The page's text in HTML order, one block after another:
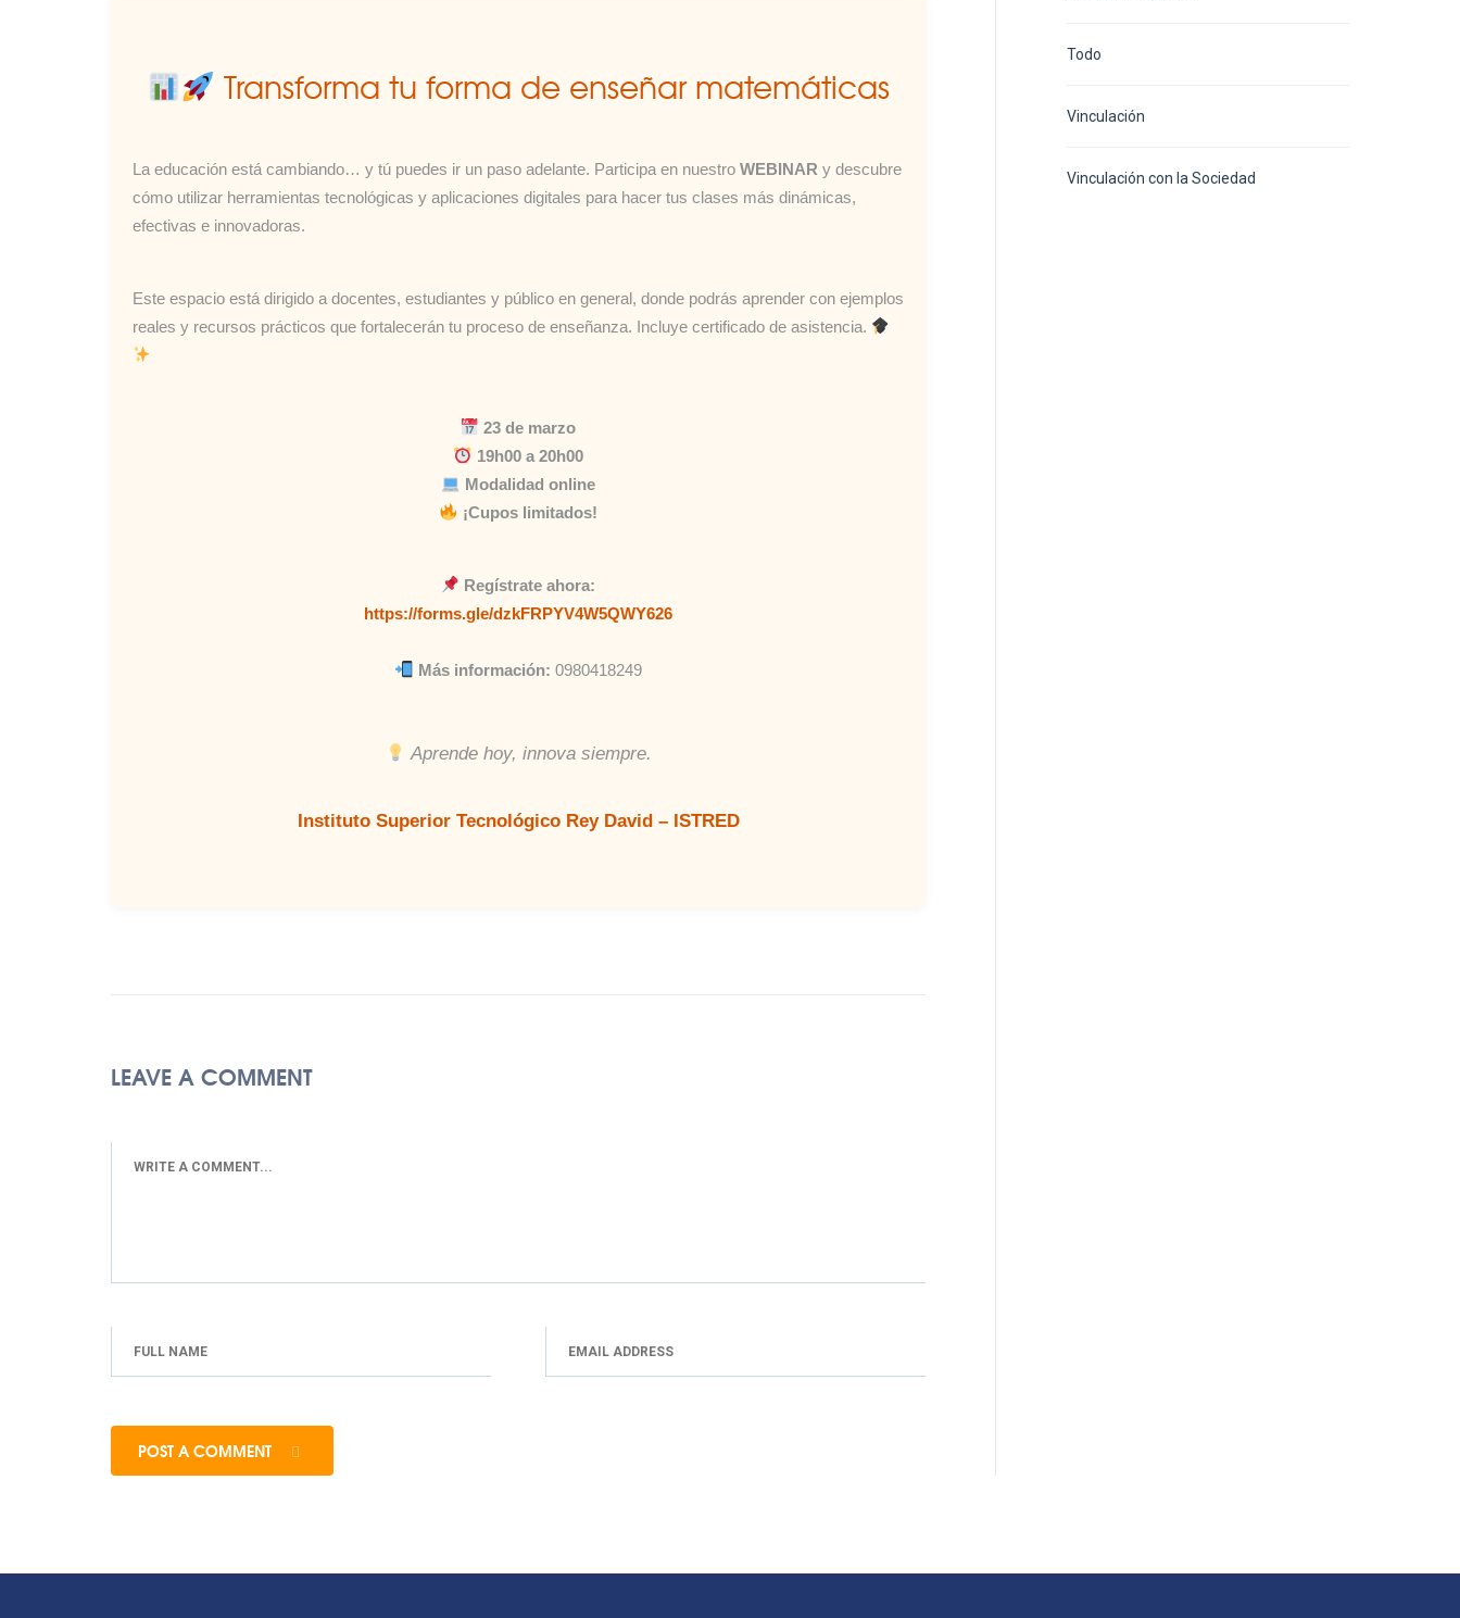
Transforma tu forma de enseñar matemáticas
La educación está cambiando… y tú puedes ir un paso adelante. Participa en nuestro WEBINAR y descubre
cómo utilizar herramientas tecnológicas y aplicaciones digitales para hacer tus clases más dinámicas,
efectivas e innovadoras.
Este espacio está dirigido a docentes, estudiantes y público en general, donde podrás aprender con ejemplos
reales y recursos prácticos que fortalecerán tu proceso de enseñanza. Incluye certificado de asistencia.
23 de marzo
19h00 a 20h00
Modalidad online
¡Cupos limitados!
Regístrate ahora:
https://forms.gle/dzkFRPYV4W5QWY626
Más información: 0980418249
Aprende hoy, innova siempre.
Instituto Superior Tecnológico Rey David – ISTRED
LEAVE A COMMENT
POST A COMMENT
Todo
Vinculación
Vinculación con la Sociedad